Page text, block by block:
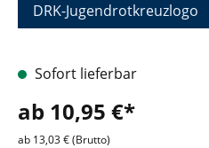
DRK-Jugendrotkreuzlogo
Sofort lieferbar
ab 10,95 €*
ab 13,03 € (Brutto)